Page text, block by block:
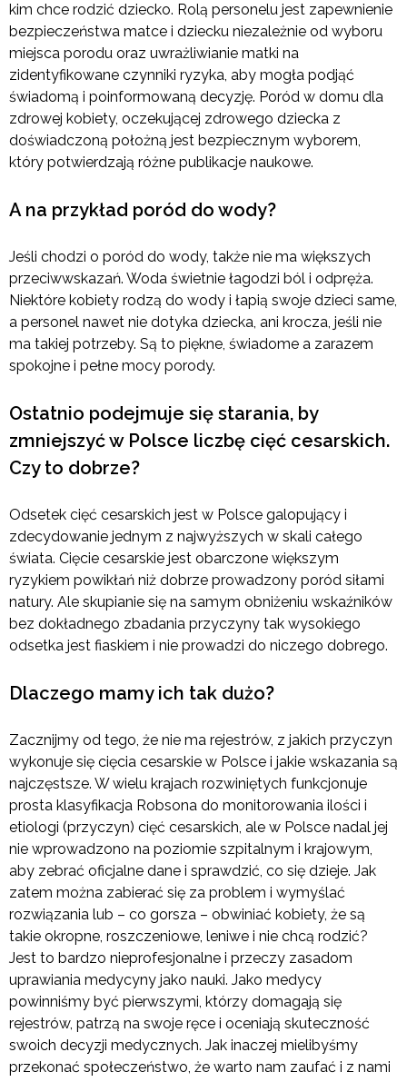
kim chce rodzić dziecko. Rolą personelu jest zapewnienie
bezpieczeństwa matce i dziecku niezależnie od wyboru
miejsca porodu oraz uwrażliwianie matki na
zidentyfikowane czynniki ryzyka, aby mogła podjąć
świadomą i poinformowaną decyzję. Poród w domu dla
zdrowej kobiety, oczekującej zdrowego dziecka z
doświadczoną położną jest bezpiecznym wyborem,
który potwierdzają różne publikacje naukowe.
A na przykład poród do wody?
Jeśli chodzi o poród do wody, także nie ma większych
przeciwwskazań. Woda świetnie łagodzi ból i odpręża.
Niektóre kobiety rodzą do wody i łapią swoje dzieci same,
a personel nawet nie dotyka dziecka, ani krocza, jeśli nie
ma takiej potrzeby. Są to piękne, świadome a zarazem
spokojne i pełne mocy porody.
Ostatnio podejmuje się starania, by
zmniejszyć w Polsce liczbę cięć cesarskich.
Czy to dobrze?
Odsetek cięć cesarskich jest w Polsce galopujący i
zdecydowanie jednym z najwyższych w skali całego
świata. Cięcie cesarskie jest obarczone większym
ryzykiem powikłań niż dobrze prowadzony poród siłami
natury. Ale skupianie się na samym obniżeniu wskaźników
bez dokładnego zbadania przyczyny tak wysokiego
odsetka jest fiaskiem i nie prowadzi do niczego dobrego.
Dlaczego mamy ich tak dużo?
Zacznijmy od tego, że nie ma rejestrów, z jakich przyczyn
wykonuje się cięcia cesarskie w Polsce i jakie wskazania są
najczęstsze. W wielu krajach rozwiniętych funkcjonuje
prosta klasyfikacja Robsona do monitorowania ilości i
etiologi (przyczyn) cięć cesarskich, ale w Polsce nadal jej
nie wprowadzono na poziomie szpitalnym i krajowym,
aby zebrać oficjalne dane i sprawdzić, co się dzieje. Jak
zatem można zabierać się za problem i wymyślać
rozwiązania lub – co gorsza – obwiniać kobiety, że są
takie okropne, roszczeniowe, leniwe i nie chcą rodzić?
Jest to bardzo nieprofesjonalne i przeczy zasadom
uprawiania medycyny jako nauki. Jako medycy
powinniśmy być pierwszymi, którzy domagają się
rejestrów, patrzą na swoje ręce i oceniają skuteczność
swoich decyzji medycznych. Jak inaczej mielibyśmy
przekonać społeczeństwo, że warto nam zaufać i z nami